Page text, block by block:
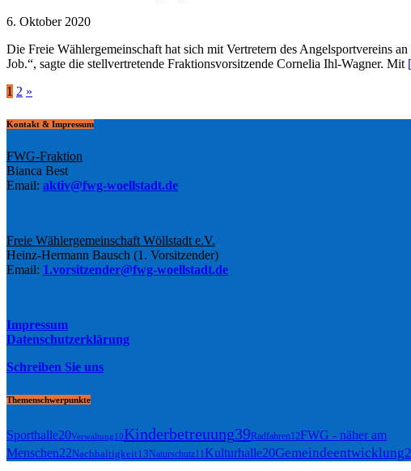
6. Oktober 2020
Die Freie Wählergemeinschaft hat sich mit Vertretern des Angelsportvereins
Job.“, sagte die stellvertretende Fraktionsvorsitzende Cornelia Ihl-Wagner. Mit
Seitennummerierung
der
1 2 »
Kontakt & Impressum
FWG-Fraktion
Bianca Best
Email: aktiv@fwg-woellstadt.de
Freie Wählergemeinschaft Wöllstadt e.V.
Heinz-Hermann Bausch (1. Vorsitzender)
Email: 1.vorsitzender@fwg-woellstadt.de
Impressum
Datenschutzerklärung
Schreiben Sie uns
Themenschwerpunkte
Sporthalle20Verwaltung10Kinderbetreuung39Radfahren12FWG - näher am
Menschen22Nachhaltigkeit13Naturschutz11Kulturhalle20Gemeindeentwicklung